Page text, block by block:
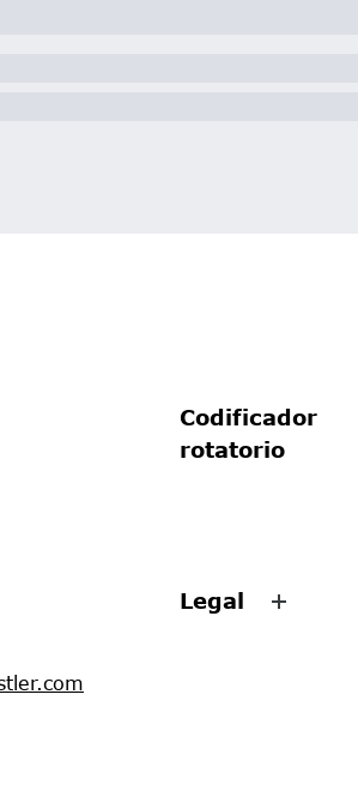
Codificador
rotatorio
Legal